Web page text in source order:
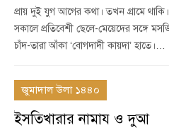
প্রায় দুই যুগ আগের কথা। তখন গ্রামে
সকালে প্রতিবেশী ছেলে-মেয়েদের সঙ্গে
চাঁদ-তারা আঁকা ‘বোগদাদী কায়দা’ হাতে।…
জুমাদাল উলা ১৪৪০
ইসতিখারার নামায ও দুআ